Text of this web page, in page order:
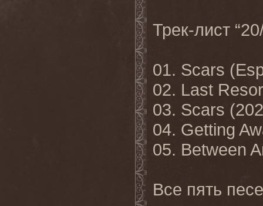
Трек-лист
01. Scars
02. Last
03. Scars
04. Getting
05. Between
Все пять